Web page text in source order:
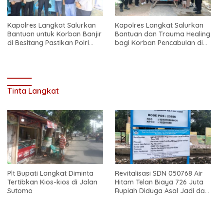
Kapolres Langkat Salurkan
Bantuan untuk Korban Banjir
di Besitang Pastikan Polri
Kapolres Langkat Salurkan
Bantuan dan Trauma Healing
bagi Korban Pencabulan di
Tinta Langkat
Plt Bupati Langkat Diminta
Tertibkan Kios-kios di Jalan
Sutomo
Revitalisasi SDN 050768 Air
Hitam Telan Biaya 726 Juta
Rupiah Diduga Asal Jadi dan